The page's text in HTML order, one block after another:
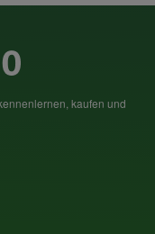
kaufen und